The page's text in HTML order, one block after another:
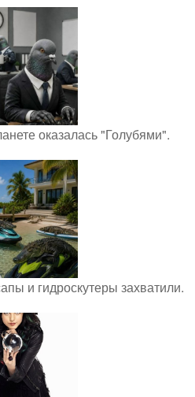
оказалась "Голубями".
и гидроскутеры захватили.